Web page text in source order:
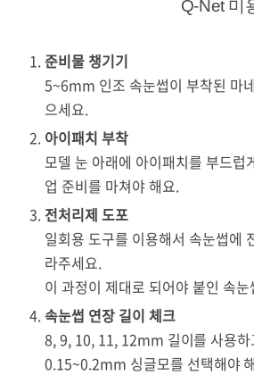
Q-Net 미
준비물 챙기기
5~6mm 인조 속눈썹이 부착된 마
으세요.
아이패치 부착
모델 눈 아래에 아이패치를 부드럽
업 준비를 마쳐야 해요.
전처리제 도포
일회용 도구를 이용해서 속눈썹에
라주세요.
이 과정이 제대로 되어야 붙인 속
속눈썹 연장 길이 체크
8, 9, 10, 11, 12mm 길이를 사용하
0.15~0.2mm 싱글모를 선택해야